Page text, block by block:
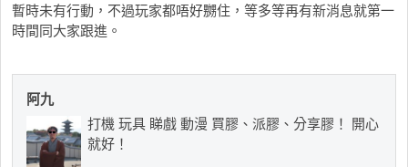
暫時未有行動，不過玩家都唔好嬲住，等多等再有新消息就第一
時間同大家跟進。
阿九
打機 玩具 睇戲 動漫 買膠、派膠、分享膠！ 開心
就好！